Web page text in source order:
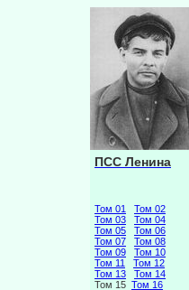
ПСС Ленина
Том 01
Том 02
Том 03
Том 04
Том 05
Том 06
Том 07
Том 08
Том 09
Том 10
Том 11
Том 12
Том 13
Том 14
Том 15 Том 16